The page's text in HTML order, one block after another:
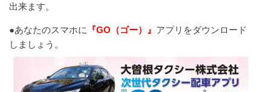
出来ます。
●あなたのスマホに 『GO（ゴー）』 アプリをダウンロード
しましょう。